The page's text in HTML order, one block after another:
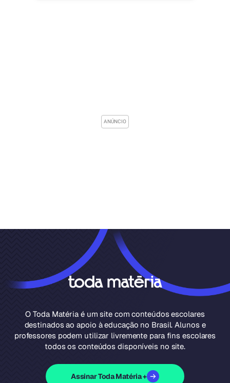
O Toda Matéria é um site com conteúdos escolares
destinados ao apoio à educação no Brasil. Alunos e
professores podem utilizar livremente para fins escolares
todos os conteúdos disponíveis no site.
Assinar Toda Matéria +